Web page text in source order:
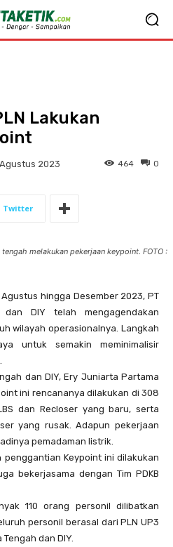
Lakukan
2023 0
464
Twitter
tengah melakukan pekerjaan keypoint. FOTO :
hingga Desember 2023, PT
DIY telah mengagendakan
wilayah operasionalnya. Langkah
untuk semakin meminimalisir
dan DIY, Ery Juniarta Partama
ini rencananya dilakukan di 308
dan Recloser yang baru, serta
yang rusak. Adapun pekerjaan
pemadaman listrik.
penggantian Keypoint ini dilakukan
bekerjasama dengan Tim PDKB
110 orang personil dilibatkan
personil berasal dari PLN UP3
dan DIY.